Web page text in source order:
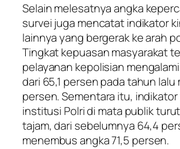
Selain melesatnya angka
survei juga mencatat indikator
lainnya yang bergerak ke arah
Tingkat kepuasan masyarakat
pelayanan kepolisian
dari 65,1 persen pada tahun lalu
persen. Sementara itu,
institusi Polri di mata publik
tajam, dari sebelumnya 64,4
menembus angka 71,5 persen.